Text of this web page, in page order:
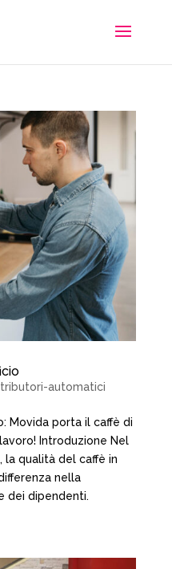
automatici
Movida porta il caffè di
Introduzione Nel
la qualità del caffè in
nella
dei dipendenti.